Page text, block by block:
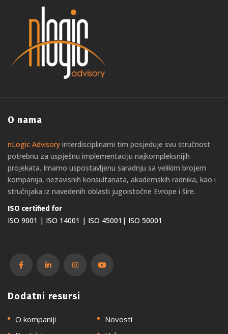
O nama
nLogic Advisory interdisciplinarni tim posjeduje svu stručnost
potrebnu za uspješnu implementaciju najkompleksnijih
projekata. Imamo uspostavljenu saradnju sa velikim brojem
kompanija, nezavisnih konsultanata, akademskih radnika, kao i
stručnjaka iz navedenih oblasti jugoistočne Evrope i šire.
ISO certified for
ISO 9001 | ISO 14001 | ISO 45001| ISO 50001
Dodatni resursi
O kompaniji
Novosti